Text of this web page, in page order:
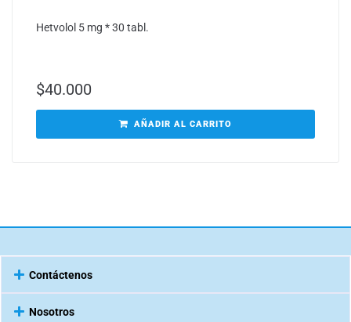
Hetvolol 5 mg * 30 tabl.
$40.000
AÑADIR AL CARRITO
Contáctenos
Nosotros